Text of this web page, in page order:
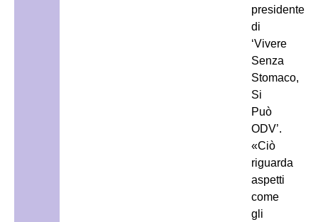
presidente
di
‘Vivere
Senza
Stomaco,
Si
Può
ODV’.
«Ciò
riguarda
aspetti
come
gli